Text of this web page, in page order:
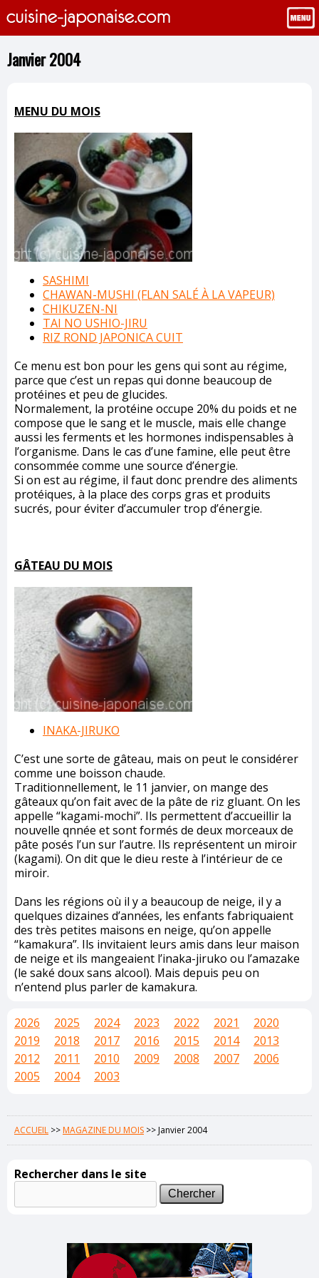
Janvier 2004
MENU DU MOIS
SASHIMI
CHAWAN-MUSHI (FLAN SALÉ À LA VAPEUR)
CHIKUZEN-NI
TAI NO USHIO-JIRU
RIZ ROND JAPONICA CUIT
Ce menu est bon pour les gens qui sont au régime,
parce que c’est un repas qui donne beaucoup de
protéines et peu de glucides.
Normalement, la protéine occupe 20% du poids et ne
compose que le sang et le muscle, mais elle change
aussi les ferments et les hormones indispensables à
l’organisme. Dans le cas d’une famine, elle peut être
consommée comme une source d’énergie.
Si on est au régime, il faut donc prendre des aliments
protéiques, à la place des corps gras et produits
sucrés, pour éviter d’accumuler trop d’énergie.
GÂTEAU DU MOIS
INAKA-JIRUKO
C’est une sorte de gâteau, mais on peut le considérer
comme une boisson chaude.
Traditionnellement, le 11 janvier, on mange des
gâteaux qu’on fait avec de la pâte de riz gluant. On les
appelle “kagami-mochi”. Ils permettent d’accueillir la
nouvelle qnnée et sont formés de deux morceaux de
pâte posés l’un sur l’autre. Ils représentent un miroir
(kagami). On dit que le dieu reste à l’intérieur de ce
miroir.
Dans les régions où il y a beaucoup de neige, il y a
quelques dizaines d’années, les enfants fabriquaient
des très petites maisons en neige, qu’on appelle
“kamakura”. Ils invitaient leurs amis dans leur maison
de neige et ils mangeaient l’inaka-jiruko ou l’amazake
(le saké doux sans alcool). Mais depuis peu on
n’entend plus parler de kamakura.
2026 2025 2024 2023 2022 2021
2020
2019
2018 2017 2016 2015 2014
2013
2012
2011 2010 2009 2008 2007
2006
2005
2004 2003
ACCUEIL >>MAGAZINE DU MOIS >>Janvier 2004
Rechercher dans le site